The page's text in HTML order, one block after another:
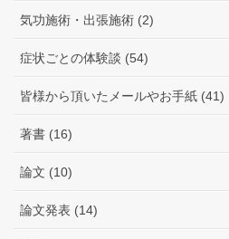
気功施術・出張施術 (2)
症状ごとの体験談 (54)
皆様から頂いたメールやお手紙 (41)
著書 (16)
論文 (10)
論文発表 (14)